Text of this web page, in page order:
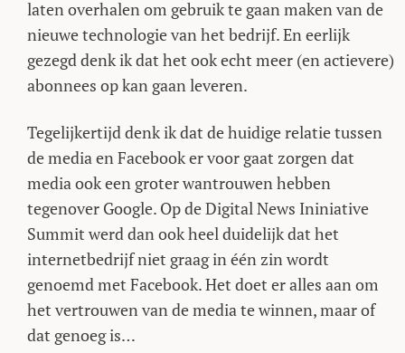
laten overhalen om gebruik te gaan maken van de
nieuwe technologie van het bedrijf. En eerlijk
gezegd denk ik dat het ook echt meer (en actievere)
abonnees op kan gaan leveren.
Tegelijkertijd denk ik dat de huidige relatie tussen
de media en Facebook er voor gaat zorgen dat
media ook een groter wantrouwen hebben
tegenover Google. Op de Digital News Ininiative
Summit werd dan ook heel duidelijk dat het
internetbedrijf niet graag in één zin wordt
genoemd met Facebook. Het doet er alles aan om
het vertrouwen van de media te winnen, maar of
dat genoeg is…